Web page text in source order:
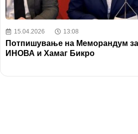
15.04.2026 13:08
Потпишување на Меморандум за
ИНОВА и Хамаг Бикро